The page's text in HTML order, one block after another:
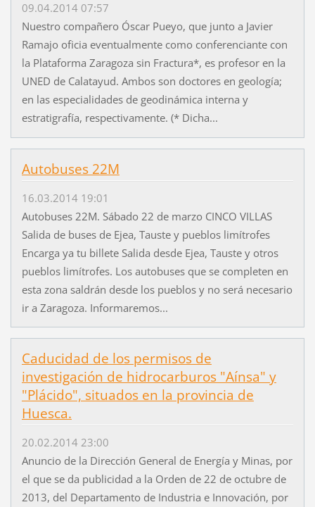
09.04.2014 07:57
Nuestro compañero Óscar Pueyo, que junto a Javier
Ramajo oficia eventualmente como conferenciante con
la Plataforma Zaragoza sin Fractura*, es profesor en la
UNED de Calatayud. Ambos son doctores en geología;
en las especialidades de geodinámica interna y
estratigrafía, respectivamente. (* Dicha...
Autobuses 22M
16.03.2014 19:01
Autobuses 22M. Sábado 22 de marzo CINCO VILLAS
Salida de buses de Ejea, Tauste y pueblos limítrofes
Encarga ya tu billete Salida desde Ejea, Tauste y otros
pueblos limítrofes. Los autobuses que se completen en
esta zona saldrán desde los pueblos y no será necesario
ir a Zaragoza. Informaremos...
Caducidad de los permisos de
investigación de hidrocarburos "Aínsa" y
"Plácido", situados en la provincia de
Huesca.
20.02.2014 23:00
Anuncio de la Dirección General de Energía y Minas, por
el que se da publicidad a la Orden de 22 de octubre de
2013, del Departamento de Industria e Innovación, por